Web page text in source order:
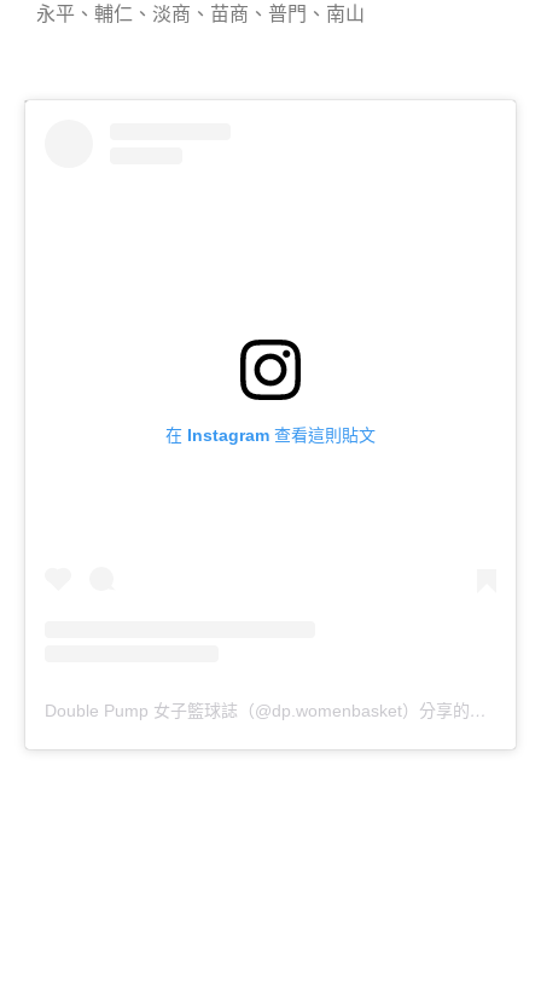
永平、輔仁、淡商、苗商、普門、南山
在 Instagram 查看這則貼文
Double Pump 女子籃球誌（@dp.womenbasket）分享的貼文